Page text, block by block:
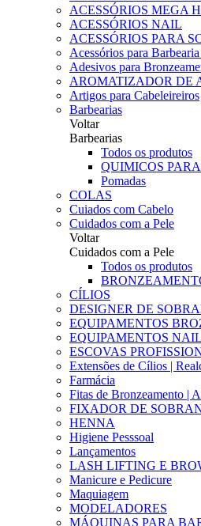
ACESSÓRIOS MEGA
ACESSÓRIOS NAIL
ACESSÓRIOS PARA
Acessórios para
Adesivos para
AROMATIZADOR DE
Artigos para Cabeleireiros
Barbearias
Voltar
Barbearias
Todos os produtos
QUIMICOS
Pomadas
COLAS
Cuiados com Cabelo
Cuidados com a Pele
Voltar
Cuidados com a Pele
Todos os produtos
CÍLIOS
DESIGNER DE
EQUIPAMENTOS
EQUIPAMENTOS NAIL
ESCOVAS
Extensões de Cílios |
Farmácia
Fitas de Bronzeamento |
FIXADOR DE
HENNA
Higiene Pesssoal
Lançamentos
LASH LIFTING E
Manicure e Pedicure
Maquiagem
MODELADORES
MÁQUINAS PARA